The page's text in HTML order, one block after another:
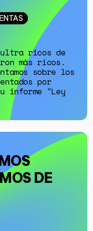
ultra ricos de
más ricos.
sobre los
por
informe "Ley
DE